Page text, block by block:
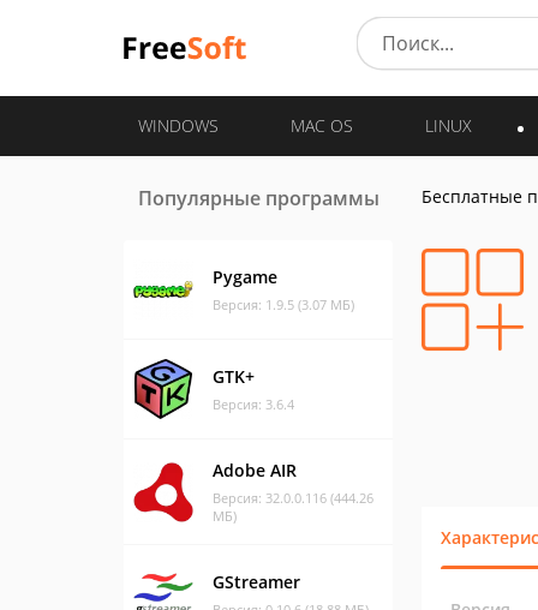
WINDOWS MAC OS LINUX
Популярные программы
Pygame
Версия: 1.9.5 (3.07 МБ)
GTK+
Версия: 3.6.4
Adobe AIR
Версия: 32.0.0.116 (444.26
МБ)
GStreamer
Бесплатные